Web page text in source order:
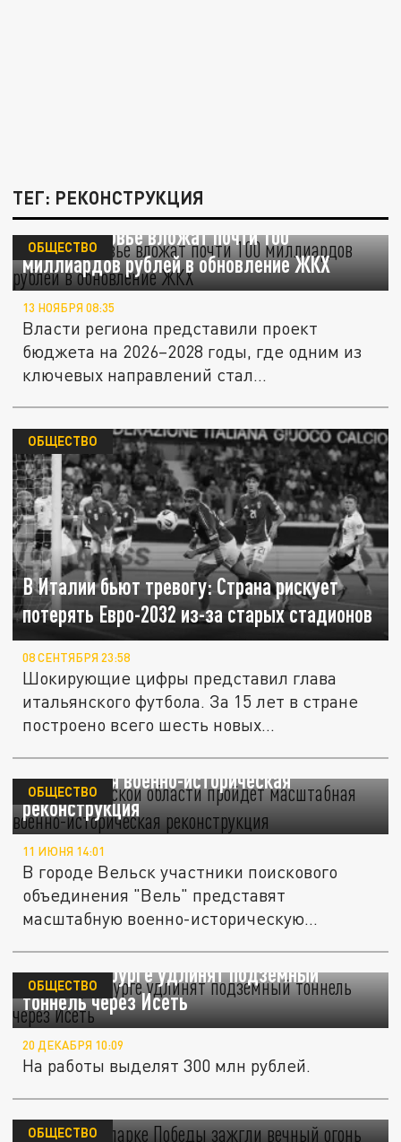
ТЕГ: РЕКОНСТРУКЦИЯ
В Подмосковье вложат почти 100
миллиардов рублей в обновление ЖКХ
ОБЩЕСТВО
13 НОЯБРЯ 08:35
Власти региона представили проект
бюджета на 2026–2028 годы, где одним из
ключевых направлений стал...
В Италии бьют тревогу: Страна рискует
потерять Евро-2032 из-за старых стадионов
ОБЩЕСТВО
08 СЕНТЯБРЯ 23:58
Шокирующие цифры представил глава
итальянского футбола. За 15 лет в стране
построено всего шесть новых...
В Архангельской области пройдет
масштабная военно-историческая
реконструкция
ОБЩЕСТВО
11 ИЮНЯ 14:01
В городе Вельск участники поискового
объединения "Вель" представят
масштабную военно-историческую...
В Екатеринбурге удлинят подземный
тоннель через Исеть
ОБЩЕСТВО
20 ДЕКАБРЯ 10:09
На работы выделят 300 млн рублей.
В Самаре в парке Победы зажгли вечный
огонь
ОБЩЕСТВО